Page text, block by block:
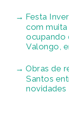
Festa
com
ocupando
Valongo,
Obras de
Santos
novidades